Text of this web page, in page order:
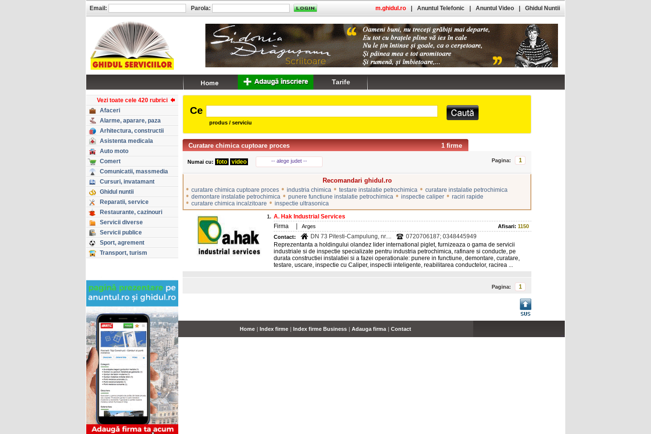
Vezi toate cele 420 rubrici
Afaceri
Alarme, aparare, paza
Arhitectura, constructii
Asistenta medicala
Auto moto
Comert
Comunicatii, massmedia
Cursuri, invatamant
Ghidul nuntii
Reparatii, service
Restaurante, cazinouri
Servicii diverse
Servicii publice
Sport, agrement
Transport, turism
Ce
produs / serviciu
1 firme
Curatare chimica cuptoare proces
Numai cu: foto video -- alege judet -- Pagina: 1
Recomandari ghidul.ro
• curatare chimica cuptoare proces • industria chimica • testare instalatie petrochimica • curatare instalatie petrochimica
• demontare instalatie petrochimica • punere functiune instalatie petrochimica • inspectie caliper • raciri rapide
• curatare chimica incalzitoare • inspectie ultrasonica
1. A. Hak Industrial Services
Firma
Arges Afisari: 1150
Contact:
DN 73 Pitesti-Campulung, nr....
0720706187; 0348445949
Reprezentanta a holdingului olandez lider international piglet, furnizeaza o gama de servicii
industriale si de inspectie specializate pentru industria petrochimica, rafinare si conducte, pe
durata constructiei instalatiei si a fazei operationale: punere in functiune, demontare, curatare,
testare, uscare, inspectie cu Caliper, inspectii inteligente, reabilitarea conductelor, racirea ...
Pagina: 1
Email: Parola: m.ghidul.ro Anuntul Telefonic Anuntul Video Ghidul Nuntii
Tarife
Copyright © GHIDUL 2026
Toate drepturile rezervate
Home | Index firme | Index firme Business | Adauga firma | Contact